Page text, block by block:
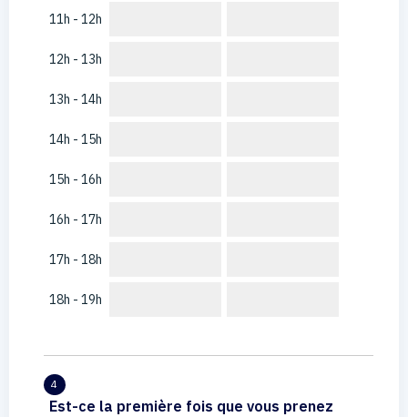
11h - 12h
12h - 13h
13h - 14h
14h - 15h
15h - 16h
16h - 17h
17h - 18h
18h - 19h
4
Est-ce la première fois que vous prenez